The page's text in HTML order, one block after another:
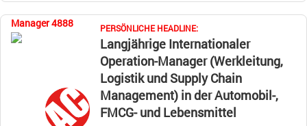
Manager 4888 PERSÖNLICHE HEADLINE:
Langjährige Internationaler
Operation-Manager (Werkleitung,
Logistik und Supply Chain
Management) in der Automobil-,
FMCG- und Lebensmittel